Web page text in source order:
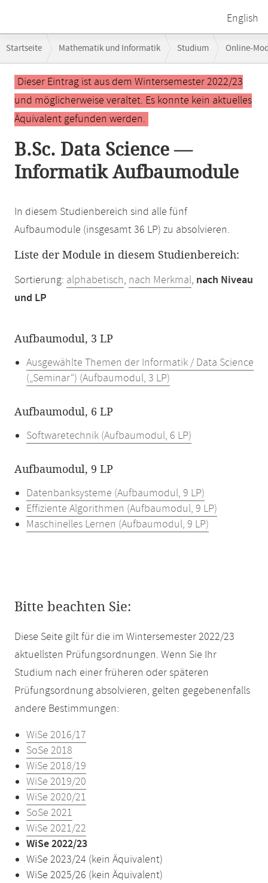
English
Navigation
Startseite Mathematik und Informatik Studium Online-
Hauptinhalt
Dieser Eintrag ist aus dem Wintersemester 2022/23
und möglicherweise veraltet. Es konnte kein aktuelles
Äquivalent gefunden werden.
B.Sc. Data Science —
Informatik Aufbaumodule
In diesem Studienbereich sind alle fünf
Aufbaumodule (insgesamt 36 LP) zu absolvieren.
Liste der Module in diesem Studienbereich:
Sortierung: alphabetisch, nach Merkmal, nach Niveau
und LP
Aufbaumodul, 3 LP
Ausgewählte Themen der Informatik / Data Science
(„Seminar“) (Aufbaumodul, 3 LP)
Aufbaumodul, 6 LP
Softwaretechnik (Aufbaumodul, 6 LP)
Aufbaumodul, 9 LP
Datenbanksysteme (Aufbaumodul, 9 LP)
Effiziente Algorithmen (Aufbaumodul, 9 LP)
Maschinelles Lernen (Aufbaumodul, 9 LP)
Bitte beachten Sie:
Diese Seite gilt für die im Wintersemester 2022/23
aktuellsten Prüfungsordnungen. Wenn Sie Ihr
Studium nach einer früheren oder späteren
Prüfungsordnung absolvieren, gelten gegebenenfalls
andere Bestimmungen:
WiSe 2016/17
SoSe 2018
WiSe 2018/19
WiSe 2019/20
WiSe 2020/21
SoSe 2021
WiSe 2021/22
WiSe 2022/23
WiSe 2023/24 (kein Äquivalent)
WiSe 2025/26 (kein Äquivalent)